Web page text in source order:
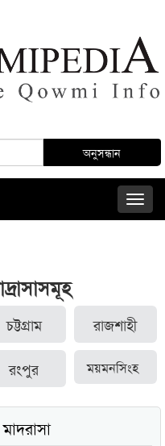
চট্টগ্রাম রাজশাহী
রংপুর ময়মনসিংহ